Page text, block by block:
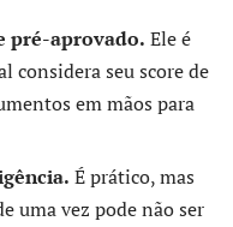
pré-aprovado. Ele é
considera seu score de
em mãos para
É prático, mas
uma vez pode não ser